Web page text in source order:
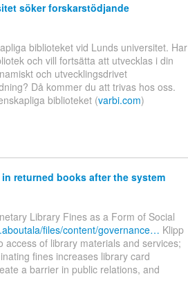
söker forskarstödjande
biblioteket vid Lunds universitet. Har
och vill fortsätta att utvecklas i din
och utvecklingsdrivet
Då kommer du att trivas hos oss.
biblioteket (varbi.com)
returned books after the system
Library Fines as a Form of Social
files/content/governance… Klipp
of library materials and services;
fines increases library card
a barrier in public relations, and